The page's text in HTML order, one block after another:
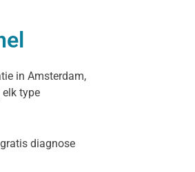
in Amsterdam,
type
diagnose